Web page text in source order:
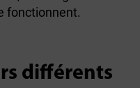
fonctionnent.
différents